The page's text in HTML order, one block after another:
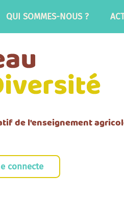
QUI SOMMES-NOUS ?
de l'enseignement
connecte